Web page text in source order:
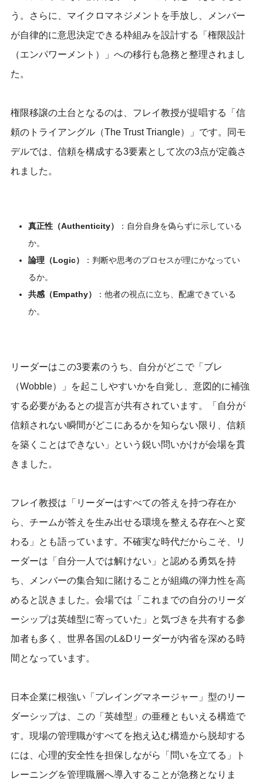
う。さらに、マイクロマネジメントを手放し、メンバー
が自律的に意思決定できる枠組みを設計する「権限設計
（エンパワーメント）」への移行も急務と整理されまし
た。
権限移譲の土台となるのは、フレイ教授が提唱する「信
頼のトライアングル（The Trust Triangle）」です。同モ
デルでは、信頼を構成する3要素として次の3点が定義さ
れました。
真正性（Authenticity）
：自分自身を偽らずに示している
か。
論理（Logic）
：判断や思考のプロセスが理にかなってい
るか。
共感（Empathy）
：他者の視点に立ち、配慮できている
か。
リーダーはこの3要素のうち、自分がどこで「ブレ
（Wobble）」を起こしやすいかを自覚し、意図的に補強
する必要があるとの提言が共有されています。「自分が
信頼されない瞬間がどこにあるかを知らない限り、信頼
を築くことはできない」という鋭い問いかけが会場を貫
きました。
フレイ教授は「リーダーはすべての答えを持つ存在か
ら、チームが答えを生み出せる環境を整える存在へと変
わる」とも語っています。不確実な時代だからこそ、リ
ーダーは「自分一人では解けない」と認める勇気を持
ち、メンバーの集合知に賭けることが組織の弾力性を高
めると説きました。会場では「これまでの自分のリーダ
ーシップは英雄型に寄っていた」と気づきを共有する参
加者も多く、世界各国のL&Dリーダーが内省を深める時
間となっています。
日本企業に根強い「プレイングマネージャー」型のリー
ダーシップは、この「英雄型」の亜種ともいえる構造で
す。現場の管理職がすべてを抱え込む構造から脱却する
には、心理的安全性を担保しながら「問いを立てる」ト
レーニングを管理職層へ導入することが急務となりま